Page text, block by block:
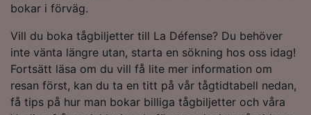
bokar i förväg.
Vill du boka tågbiljetter till La Défense? Du behöver
inte vänta längre utan, starta en sökning hos oss idag!
Fortsätt läsa om du vill få lite mer information om
resan först, kan du ta en titt på vår tågtidtabell nedan,
få tips på hur man bokar billiga tågbiljetter och våra